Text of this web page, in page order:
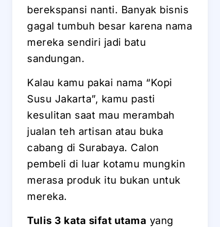
berekspansi nanti. Banyak bisnis
gagal tumbuh besar karena nama
mereka sendiri jadi batu
sandungan.
Kalau kamu pakai nama “Kopi
Susu Jakarta”, kamu pasti
kesulitan saat mau merambah
jualan teh artisan atau buka
cabang di Surabaya. Calon
pembeli di luar kotamu mungkin
merasa produk itu bukan untuk
mereka.
Tulis 3 kata sifat utama yang